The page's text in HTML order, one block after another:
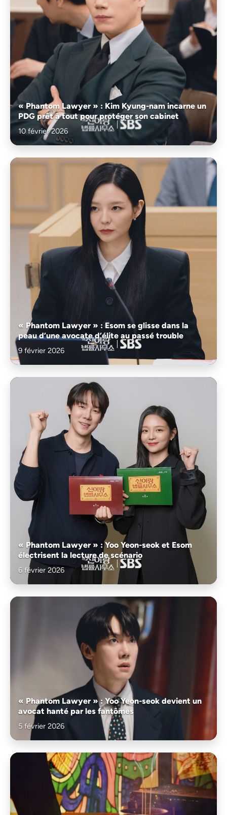
« Phantom Lawyer » : Kim Kyung-nam incarne un
PDG prêt à tout pour protéger son cabinet
10 février 2026
« Phantom Lawyer » : Esom se glisse dans la
peau d’une avocate d’élite au passé trouble
9 février 2026
« Phantom Lawyer » : Yoo Yeon-seok et Esom
électrisent la lecture de scénario
6 février 2026
« Phantom Lawyer » : Yoo Yeon-seok devient un
avocat hanté par les fantômes
5 février 2026